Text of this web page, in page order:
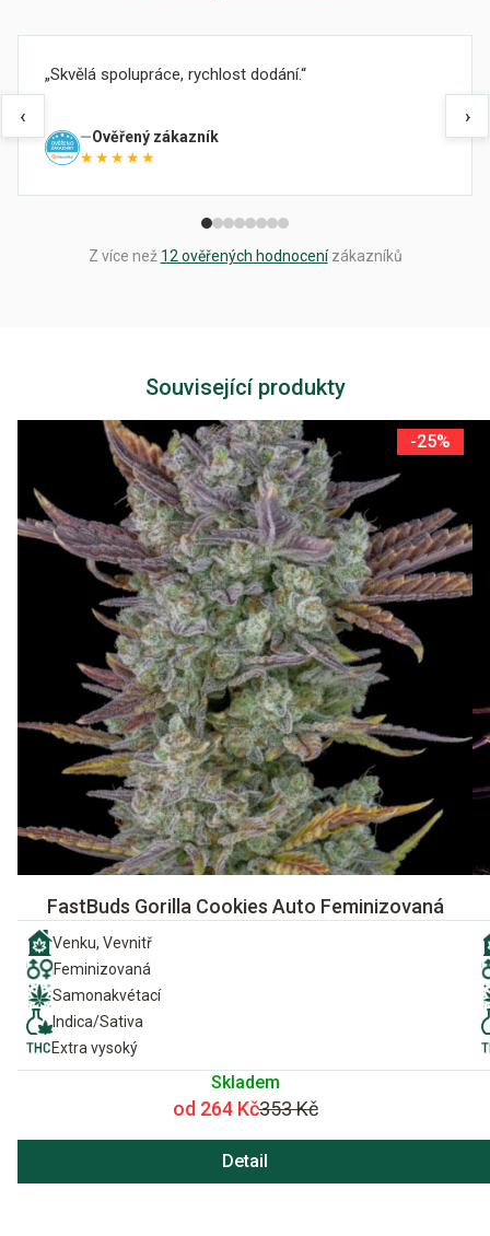
‹
Skvělá spolupráce, rychlost dodání.
Ověřený zákazník
★★★★★
›
Z více než 12 ověřených hodnocenízákazníků
Související produkty
-25%
FastBuds Gorilla Cookies Auto Feminizovaná
Venku, Vevnitř
Feminizovaná
Samonakvétací
Indica/Sativa
Extra vysoký
Skladem
od 264 Kč353 Kč
Detail